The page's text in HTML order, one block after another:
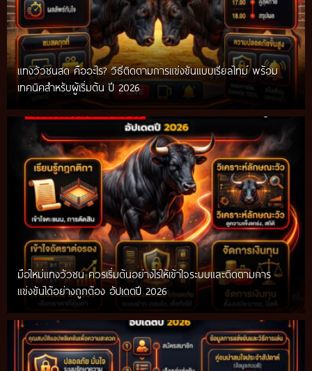
แทงวัวชนสด คืออะไร? วิธีติดตามการแข่งขันแบบเรียลไทม์ พร้อม
เทคนิคสำหรับผู้เริ่มต้น ปี 2026
มือใหม่แทงวัวชน ควรเริ่มต้นอย่างไรให้เข้าใจระบบและติดตามการ
แข่งขันได้อย่างถูกต้อง อัปเดตปี 2026